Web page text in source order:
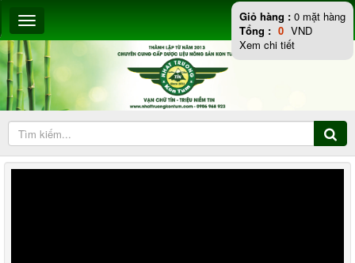
Giỏ hàng : 0 mặt hàng
Tổng : 0 VND
Xem chi tiết